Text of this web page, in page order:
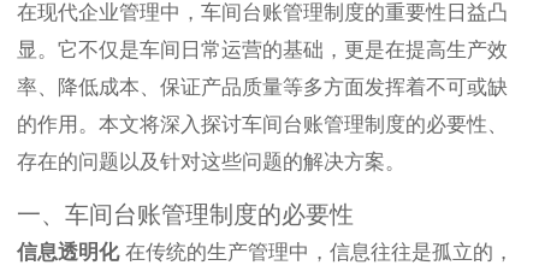
在现代企业管理中，车间台账管理制度的重要性日益凸
显。它不仅是车间日常运营的基础，更是在提高生产效
率、降低成本、保证产品质量等多方面发挥着不可或缺
的作用。本文将深入探讨车间台账管理制度的必要性、
存在的问题以及针对这些问题的解决方案。
一、车间台账管理制度的必要性
信息透明化在传统的生产管理中，信息往往是孤立的，